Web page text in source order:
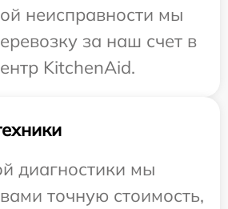
неисправности мы
за наш счет в
KitchenAid.
диагностики мы
точную стоимость,